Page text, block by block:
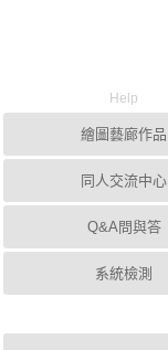
Help
繪圖藝廊作品
同人交流中心
Q&A問與答
系統檢測